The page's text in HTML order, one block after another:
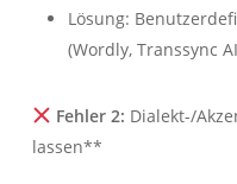
Lösung:
(Wordly, Transsync
Fehler 2: Dialekt-/
lassen**